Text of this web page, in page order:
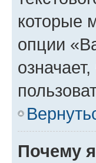
которые
опции
Почему